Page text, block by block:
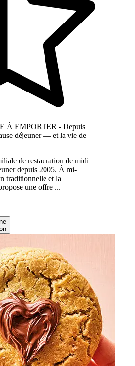
À EMPORTER - Depuis
déjeuner — et la vie de
de restauration de midi
depuis 2005. À mi-
traditionnelle et la
une offre ...